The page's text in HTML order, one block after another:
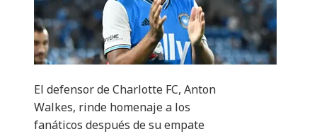
El defensor de Charlotte FC, Anton
Walkes, rinde homenaje a los
fanáticos después de su empate